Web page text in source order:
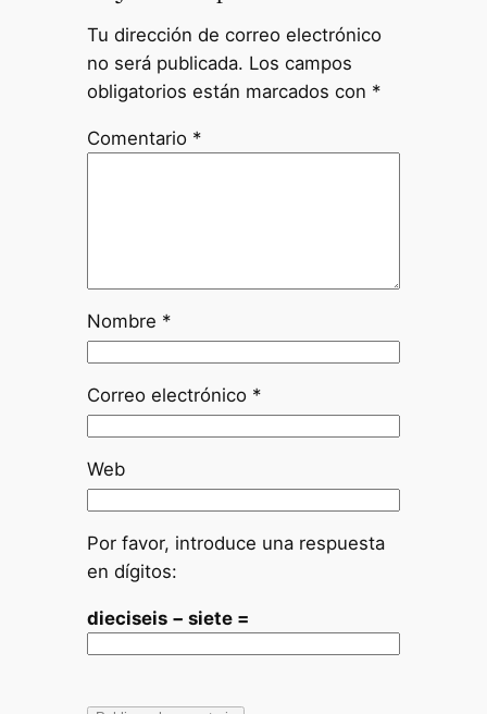
Tu dirección de correo electrónico
no será publicada. Los campos
obligatorios están marcados con *
Comentario *
Nombre *
Correo electrónico *
Web
Por favor, introduce una respuesta
en dígitos:
dieciseis − siete =